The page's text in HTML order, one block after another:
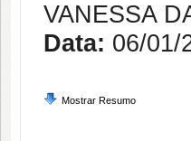
VANESSA
Data: 06/01/
Mostrar Resumo